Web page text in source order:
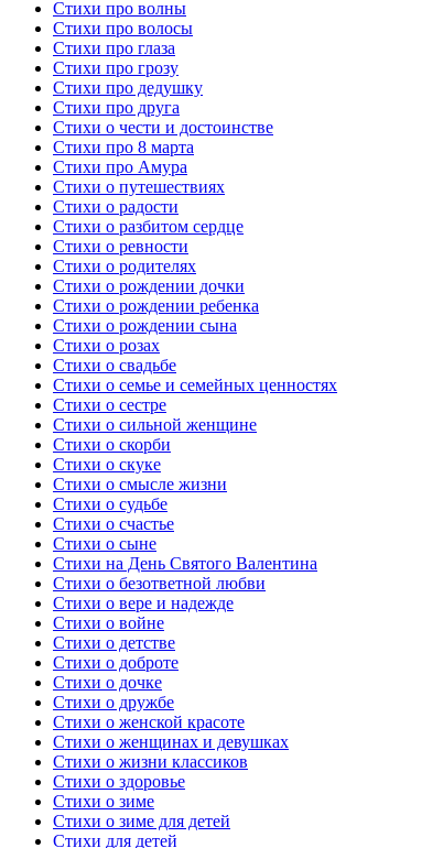
Стихи про волны
Стихи про волосы
Стихи про глаза
Стихи про грозу
Стихи про дедушку
Стихи про друга
Стихи о чести и достоинстве
Стихи про 8 марта
Стихи про Амура
Стихи о путешествиях
Стихи о радости
Стихи о разбитом сердце
Стихи о ревности
Стихи о родителях
Стихи о рождении дочки
Стихи о рождении ребенка
Стихи о рождении сына
Стихи о розах
Стихи о свадьбе
Стихи о семье и семейных ценностях
Стихи о сестре
Стихи о сильной женщине
Стихи о скорби
Стихи о скуке
Стихи о смысле жизни
Стихи о судьбе
Стихи о счастье
Стихи о сыне
Стихи на День Святого Валентина
Стихи о безответной любви
Стихи о вере и надежде
Стихи о войне
Стихи о детстве
Стихи о доброте
Стихи о дочке
Стихи о дружбе
Стихи о женской красоте
Стихи о женщинах и девушках
Стихи о жизни классиков
Стихи о здоровье
Стихи о зиме
Стихи о зиме для детей
Стихи для детей